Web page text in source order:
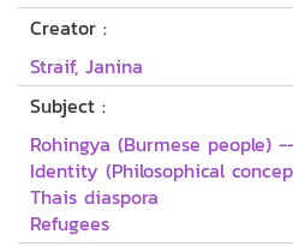
Creator :
Straif, Janina
Subject :
Rohingya (Burmese people)
Identity (Philosophical
Thais diaspora
Refugees